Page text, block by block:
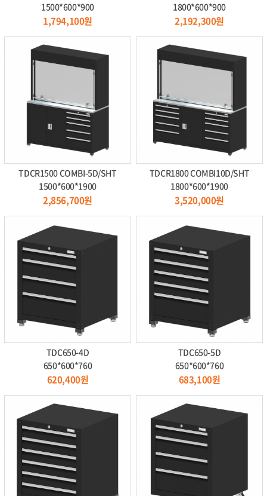
1500*600*900
1,794,100원
1800*600*900
2,192,300원
TDCR1500 COMBI-5D/SHT
1500*600*1900
2,856,700원
TDCR1800 COMBI10D/SHT
1800*600*1900
3,520,000원
TDC650-4D
650*600*760
620,400원
TDC650-5D
650*600*760
683,100원